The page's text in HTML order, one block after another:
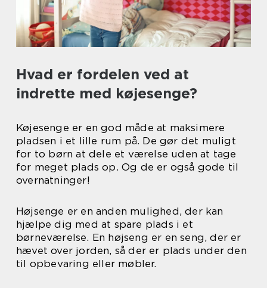
Hvad er fordelen ved at
indrette med køjesenge?
Køjesenge er en god måde at maksimere
pladsen i et lille rum på. De gør det muligt
for to børn at dele et værelse uden at tage
for meget plads op. Og de er også gode til
overnatninger!
Højsenge er en anden mulighed, der kan
hjælpe dig med at spare plads i et
børneværelse. En højseng er en seng, der er
hævet over jorden, så der er plads under den
til opbevaring eller møbler.